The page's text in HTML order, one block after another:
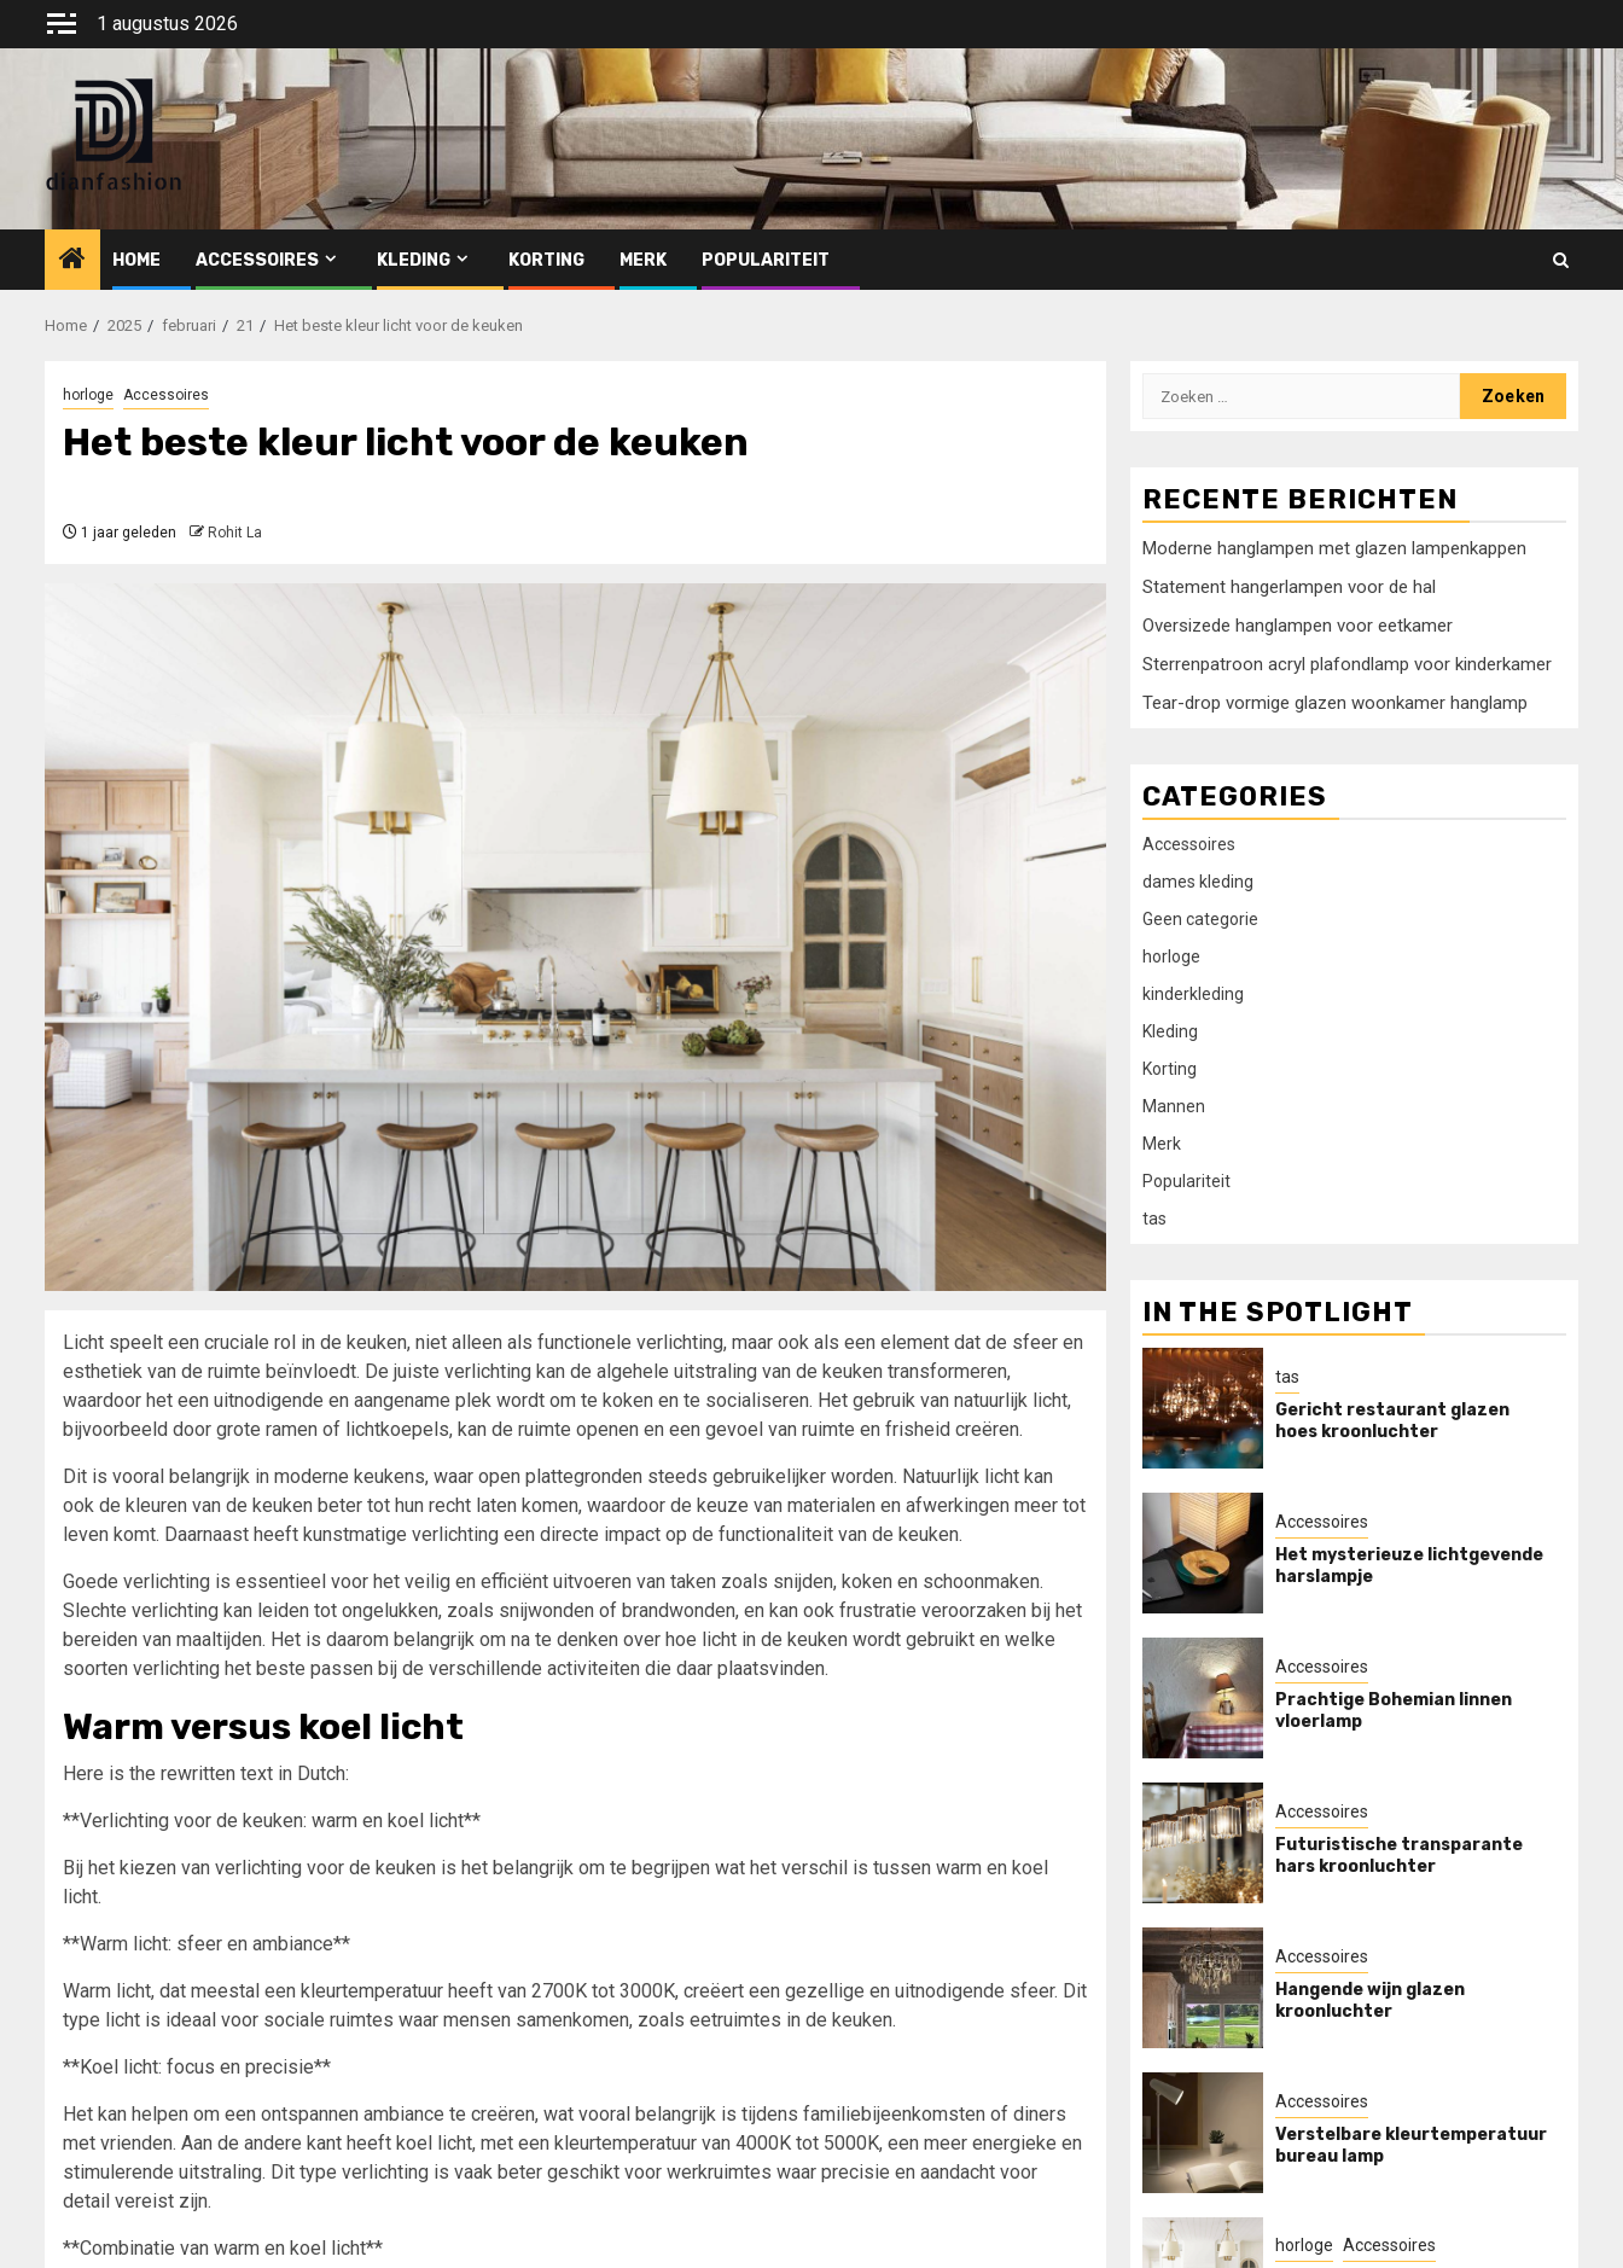
1 augustus 2026
HOME ACCESSOIRES KLEDING KORTING MERK POPULARITEIT
Home 2025 februari 21 Het beste kleur licht voor de keuken
horloge Accessoires
Het beste kleur licht voor de keuken
1 jaar geleden Rohit La
Licht speelt een cruciale rol in de keuken, niet alleen als functionele verlichting, maar ook als een element dat de sfeer en
esthetiek van de ruimte beïnvloedt. De juiste verlichting kan de algehele uitstraling van de keuken transformeren,
waardoor het een uitnodigende en aangename plek wordt om te koken en te socialiseren. Het gebruik van natuurlijk licht,
bijvoorbeeld door grote ramen of lichtkoepels, kan de ruimte openen en een gevoel van ruimte en frisheid creëren.
Dit is vooral belangrijk in moderne keukens, waar open plattegronden steeds gebruikelijker worden. Natuurlijk licht kan
ook de kleuren van de keuken beter tot hun recht laten komen, waardoor de keuze van materialen en afwerkingen meer tot
leven komt. Daarnaast heeft kunstmatige verlichting een directe impact op de functionaliteit van de keuken.
Goede verlichting is essentieel voor het veilig en efficiënt uitvoeren van taken zoals snijden, koken en schoonmaken.
Slechte verlichting kan leiden tot ongelukken, zoals snijwonden of brandwonden, en kan ook frustratie veroorzaken bij het
bereiden van maaltijden. Het is daarom belangrijk om na te denken over hoe licht in de keuken wordt gebruikt en welke
soorten verlichting het beste passen bij de verschillende activiteiten die daar plaatsvinden.
Warm versus koel licht
Here is the rewritten text in Dutch:
**Verlichting voor de keuken: warm en koel licht**
Bij het kiezen van verlichting voor de keuken is het belangrijk om te begrijpen wat het verschil is tussen warm en koel
licht.
**Warm licht: sfeer en ambiance**
Warm licht, dat meestal een kleurtemperatuur heeft van 2700K tot 3000K, creëert een gezellige en uitnodigende sfeer. Dit
type licht is ideaal voor sociale ruimtes waar mensen samenkomen, zoals eetruimtes in de keuken.
**Koel licht: focus en precisie**
Het kan helpen om een ontspannen ambiance te creëren, wat vooral belangrijk is tijdens familiebijeenkomsten of diners
met vrienden. Aan de andere kant heeft koel licht, met een kleurtemperatuur van 4000K tot 5000K, een meer energieke en
stimulerende uitstraling. Dit type verlichting is vaak beter geschikt voor werkruimtes waar precisie en aandacht voor
detail vereist zijn.
**Combinatie van warm en koel licht**
Zoeken
RECENTE BERICHTEN
Moderne hanglampen met glazen lampenkappen
Statement hangerlampen voor de hal
Oversizede hanglampen voor eetkamer
Sterrenpatroon acryl plafondlamp voor kinderkamer
Tear-drop vormige glazen woonkamer hanglamp
CATEGORIES
Accessoires
dames kleding
Geen categorie
horloge
kinderkleding
Kleding
Korting
Mannen
Merk
Populariteit
tas
IN THE SPOTLIGHT
tas
Gericht restaurant glazen
hoes kroonluchter
Accessoires
Het mysterieuze lichtgevende
harslampje
Accessoires
Prachtige Bohemian linnen
vloerlamp
Accessoires
Futuristische transparante
hars kroonluchter
Accessoires
Hangende wijn glazen
kroonluchter
Accessoires
Verstelbare kleurtemperatuur
bureau lamp
horloge Accessoires